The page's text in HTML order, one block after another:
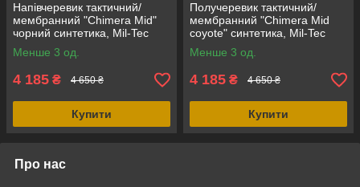
Напівчеревик тактичний/
мембранний "Сhimera Mid"
чорний синтетика, Mil-Tec
Німеччина
Менше 3 од.
4 185 ₴ 4 650 ₴
Купити
Получеревик тактичний/
мембранний "Chimera Mid
coyote" синтетика, Mil-Tec
Німеччина
Менше 3 од.
4 185 ₴ 4 650 ₴
Купити
Про нас